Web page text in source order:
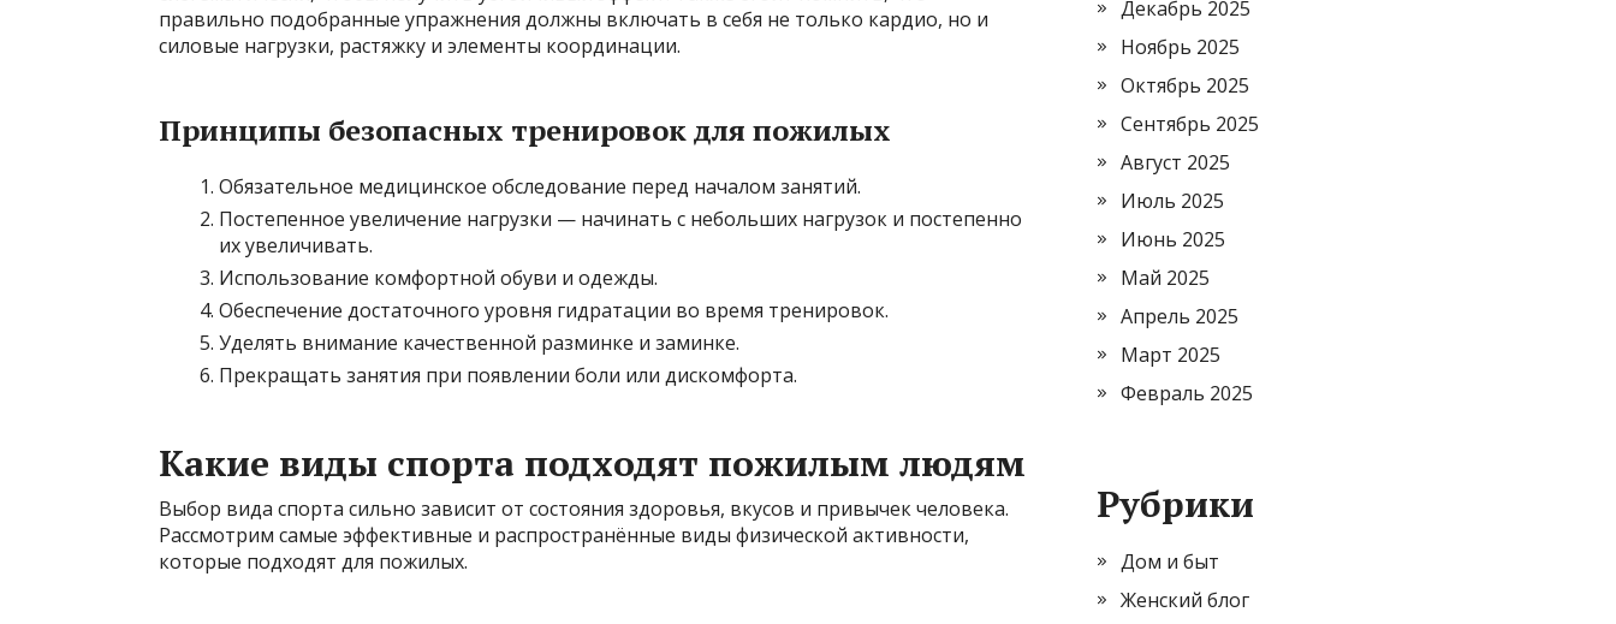
правильно подобранные упражнения должны включать в себя не только кардио, но и
силовые нагрузки, растяжку и элементы координации.
Принципы безопасных тренировок для пожилых
Обязательное медицинское обследование перед началом занятий.
Постепенное увеличение нагрузки — начинать с небольших нагрузок и постепенно
их увеличивать.
Использование комфортной обуви и одежды.
Обеспечение достаточного уровня гидратации во время тренировок.
Уделять внимание качественной разминке и заминке.
Прекращать занятия при появлении боли или дискомфорта.
Какие виды спорта подходят пожилым людям
Выбор вида спорта сильно зависит от состояния здоровья, вкусов и привычек человека.
Рассмотрим самые эффективные и распространённые виды физической активности,
которые подходят для пожилых.
Декабрь 2025
Ноябрь 2025
Октябрь 2025
Сентябрь 2025
Август 2025
Июль 2025
Июнь 2025
Май 2025
Апрель 2025
Март 2025
Февраль 2025
Рубрики
Дом и быт
Женский блог